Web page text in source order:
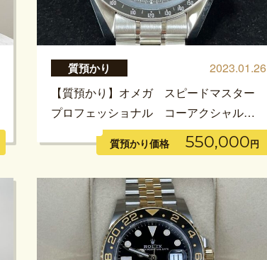
質預かり
2023.01.26
【質預かり】オメガ スピードマスター
プロフェッショナル コーアクシャル…
質預かり価格 550,000円